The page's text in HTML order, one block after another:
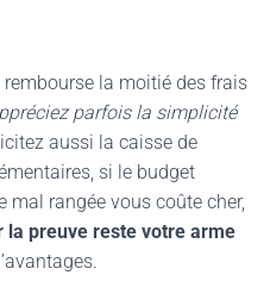
rembourse la moitié des frais
parfois la simplicité
aussi la caisse de
si le budget
mal rangée vous coûte cher,
la preuve reste votre arme